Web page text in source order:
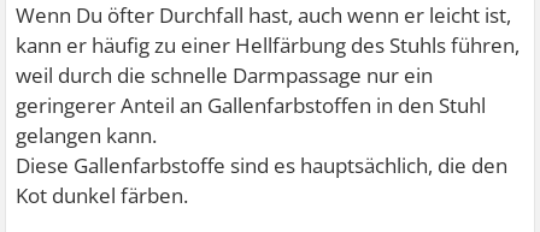
Wenn Du öfter Durchfall hast, auch wenn er leicht ist,
kann er häufig zu einer Hellfärbung des Stuhls führen,
weil durch die schnelle Darmpassage nur ein
geringerer Anteil an Gallenfarbstoffen in den Stuhl
gelangen kann.
Diese Gallenfarbstoffe sind es hauptsächlich, die den
Kot dunkel färben.